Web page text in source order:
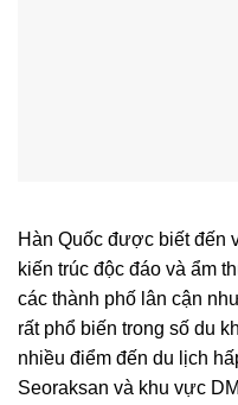
Hàn Quốc được biết đến
kiến trúc độc đáo và ẩm
các thành phố lân cận
rất phổ biến trong số du
nhiều điểm đến du lịch
Seoraksan và khu vực